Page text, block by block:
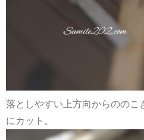
落としやすい上方向からのの
にカット。